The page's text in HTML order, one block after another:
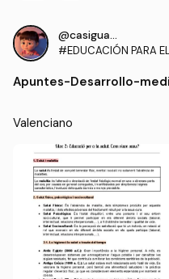
@casiguapa
#EDUCACIÓN PARA
SOCIAL Y MEDIO
Apuntes-Desarrollo-
Valenciano